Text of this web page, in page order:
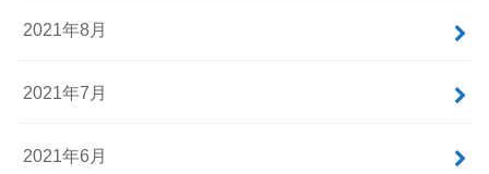
2021年8月
2021年7月
2021年6月